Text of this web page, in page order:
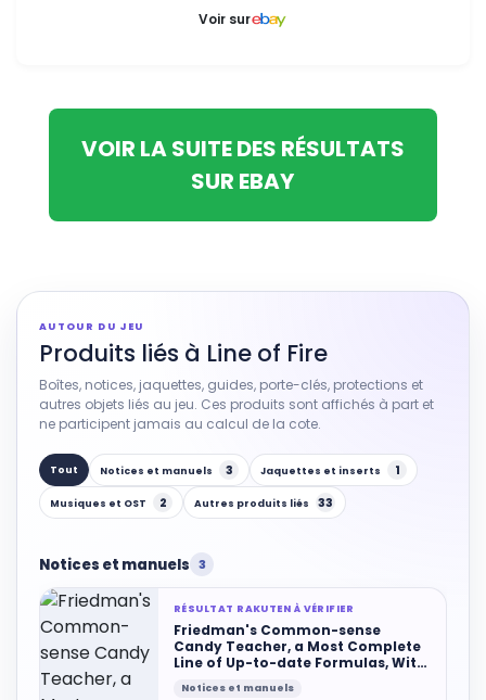
Voir sur
VOIR LA SUITE DES RÉSULTATS
SUR EBAY
AUTOUR DU JEU
Produits liés à Line of Fire
Boîtes, notices, jaquettes, guides, porte-clés, protections et
autres objets liés au jeu. Ces produits sont affichés à part et
ne participent jamais au calcul de la cote.
Tout Notices et manuels 3 Jaquettes et inserts 1
Musiques et OST 2 Autres produits liés 33
Notices et manuels 3
RÉSULTAT RAKUTEN À VÉRIFIER
Friedman's Common-sense
Candy Teacher, a Most Complete
Line of Up-to-date Formulas, With
All Instructions in the Art of
Making Candies, Both Steam and
Notices et manuels